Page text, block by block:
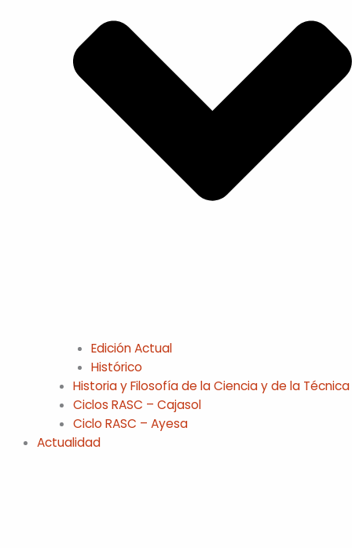
Edición Actual
Histórico
Historia y Filosofía de la Ciencia y de la Técnica
Ciclos RASC – Cajasol
Ciclo RASC – Ayesa
Actualidad